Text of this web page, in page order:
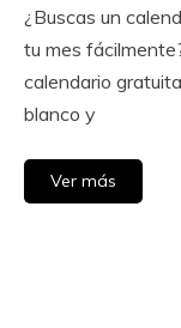
August
2025
Calendar
¿Buscas un
tu mes
calendario
blanco y
Ver más